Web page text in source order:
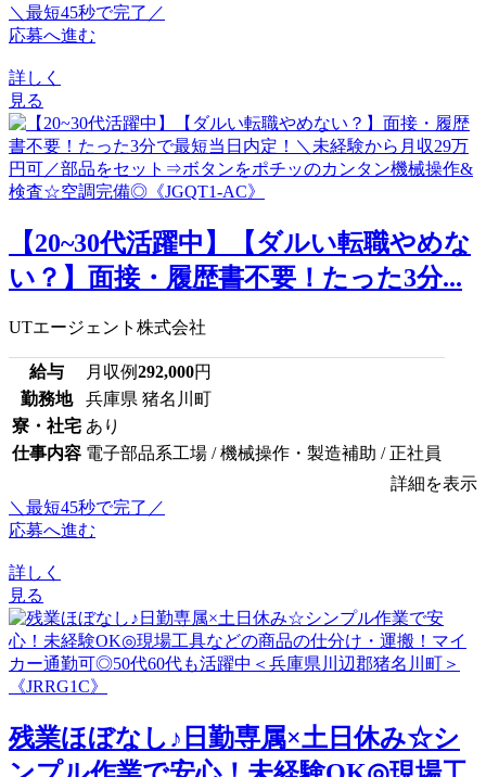
＼最短45秒で完了／
応募へ進む
詳しく
見る
【20~30代活躍中】【ダルい転職やめな
い？】面接・履歴書不要！たった3分...
UTエージェント株式会社
給与 月収例292,000円
勤務地
兵庫県 猪名川町
寮・社宅 あり
仕事内容 電子部品系工場 / 機械操作・製造補助 / 正社員
詳細を表示
＼最短45秒で完了／
応募へ進む
詳しく
見る
残業ほぼなし♪日勤専属×土日休み☆シ